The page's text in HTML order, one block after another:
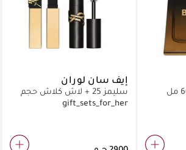
إيف سان لوران
سليمز 25 + لاش كلاش حجم
سفر
gift_sets_for_her